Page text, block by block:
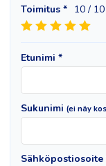
Toimitus * 10 / 10
Etunimi *
Sukunimi (ei näy
Sähköpostiosoite